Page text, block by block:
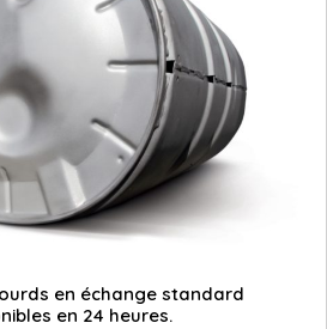
en échange standard
en 24 heures.